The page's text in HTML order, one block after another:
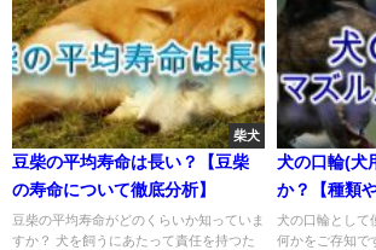
柴犬
豆柴の平均寿命は長い？【豆柴
の寿命について徹底分析】
豆柴の平均寿命がどのくらいか知っていま
すか？ 犬を飼うにあたって責任を持つた
犬の口輪(犬
か？【種類
説】
犬の口輪として
何かをご存知で